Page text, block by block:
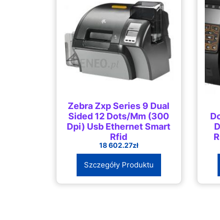
Zebra Zxp Series 9 Dual
Sided 12 Dots/Mm (300
Dpi) Usb Ethernet Smart
Rfid
(Z93A00C0000EM00)
18 602.27zł
Szczegóły Produktu